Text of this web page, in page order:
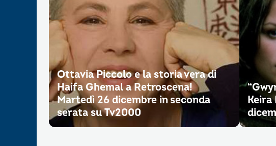
Ottavia Piccolo e la storia vera di
Haifa Ghemal a Retroscena!
Martedì 26 dicembre in seconda
serata su Tv2000
Keira